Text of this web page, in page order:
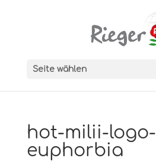
Seite wählen
hot-milii-logo-
euphorbia